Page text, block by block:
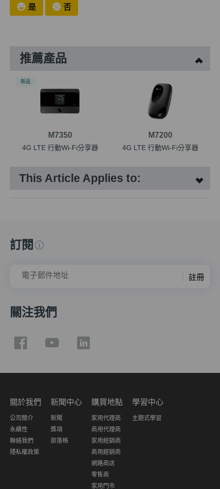
是 否
推薦產品
M7350
4G LTE 行動Wi-Fi分享器
新品
M7200
4G LTE 行動Wi-Fi分享器
This Article Applies to:
訂閱
電子郵件地址 註冊
關注我們
關於我們
公司簡介
永續性
聯絡我們
隱私權政策
新聞中心
新聞
獎項
部落格
購買地點
家用代理商
商用代理商
家用經銷商
商用經銷商
網路商店
零售商
家用門市
學習中心
主題式學習